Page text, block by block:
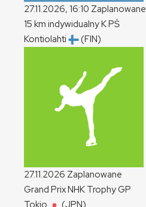
27.11.2026, 16:10 Zaplanowane
15 km indywidualnyKPŚ
Kontiolahti
(FIN)
27.11.2026 Zaplanowane
Grand Prix NHK TrophyGP
Tokio
(JPN)